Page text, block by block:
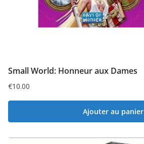
Small World: Honneur aux Dames
€10.00
Ajouter au panier